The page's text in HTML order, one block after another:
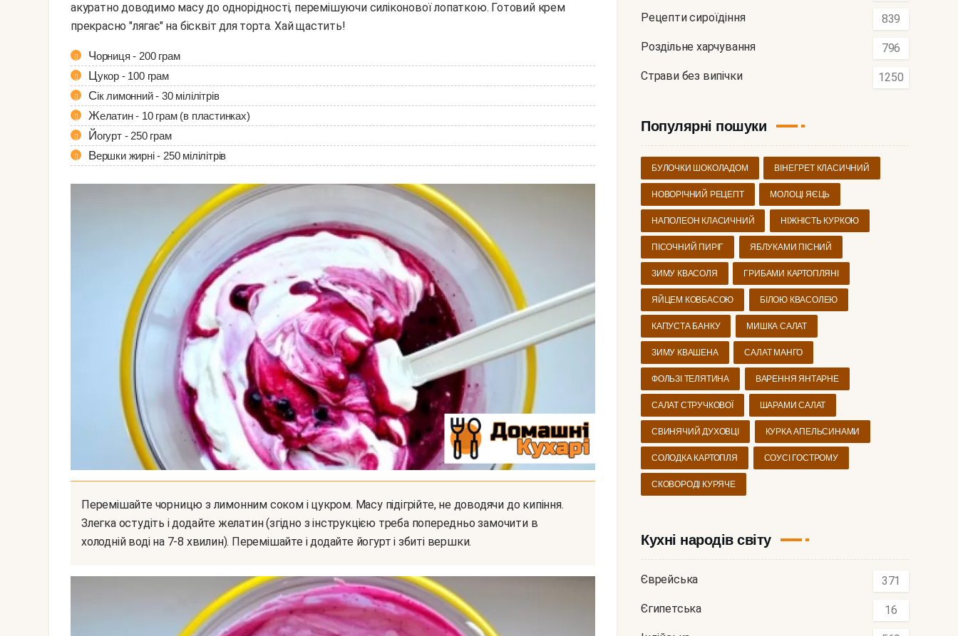
акуратно доводимо масу до однорідності, перемішуючи силіконової лопаткою. Готовий крем
прекрасно "лягає" на бісквіт для торта. Хай щастить!
Чорниця - 200 грам
Цукор - 100 грам
Сік лимонний - 30 мілілітрів
Желатин - 10 грам (в пластинках)
Йогурт - 250 грам
Вершки жирні - 250 мілілітрів
Перемішайте чорницю з лимонним соком і цукром. Масу підігрійте, не доводячи до кипіння.
Злегка остудіть і додайте желатин (згідно з інструкцією треба попередньо замочити в
холодній воді на 7-8 хвилин). Перемішайте і додайте йогурт і збиті вершки.
Рецепти сироїдіння 839
Роздільне харчування 796
Страви без випічки 1250
Популярні пошуки
БУЛОЧКИ ШОКОЛАДОМ ВІНЕГРЕТ КЛАСИЧНИЙ
НОВОРІЧНИЙ РЕЦЕПТ МОЛОЦІ ЯЄЦЬ
НАПОЛЕОН КЛАСИЧНИЙ НІЖНІСТЬ КУРКОЮ
ПІСОЧНИЙ ПИРІГ ЯБЛУКАМИ ПІСНИЙ
ЗИМУ КВАСОЛЯ ГРИБАМИ КАРТОПЛЯНІ
ЯЙЦЕМ КОВБАСОЮ БІЛОЮ КВАСОЛЕЮ
КАПУСТА БАНКУ МИШКА САЛАТ
ЗИМУ КВАШЕНА САЛАТ МАНГО
ФОЛЬЗІ ТЕЛЯТИНА ВАРЕННЯ ЯНТАРНЕ
САЛАТ СТРУЧКОВОЇ ШАРАМИ САЛАТ
СВИНЯЧИЙ ДУХОВЦІ КУРКА АПЕЛЬСИНАМИ
СОЛОДКА КАРТОПЛЯ СОУСІ ГОСТРОМУ
СКОВОРОДІ КУРЯЧЕ
Кухні народів світу
Єврейська 371
Єгипетська 16